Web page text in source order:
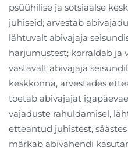
psüühilise ja sotsiaalse
juhiseid; arvestab
lähtuvalt abivajaja
harjumustest; korraldab ja
vastavalt abivajaja
keskkonna, arvestades
toetab abivajajat
vajaduste rahuldamisel,
etteantud juhistest,
märkab abivahendi